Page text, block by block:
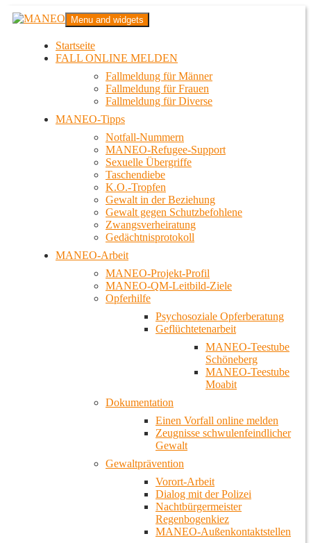
Zum
InhaltMANEO
Das schwule Anti-Gewalt-Projekt in Berlin
Menu and widgets
Startseite
FALL ONLINE MELDEN
Fallmeldung für Männer
Fallmeldung für Frauen
Fallmeldung für Diverse
MANEO-Tipps
Notfall-Nummern
MANEO-Refugee-Support
Sexuelle Übergriffe
Taschendiebe
K.O.-Tropfen
Gewalt in der Beziehung
Gewalt gegen Schutzbefohlene
Zwangsverheiratung
Gedächtnisprotokoll
MANEO-Arbeit
MANEO-Projekt-Profil
MANEO-QM-Leitbild-Ziele
Opferhilfe
Psychosoziale Opferberatung
Geflüchtetenarbeit
MANEO-Teestube
Schöneberg
MANEO-Teestube
Moabit
Dokumentation
Einen Vorfall online melden
Zeugnisse schwulenfeindlicher
Gewalt
Gewaltprävention
Vorort-Arbeit
Dialog mit der Polizei
Nachtbürgermeister
Regenbogenkiez
MANEO-Außenkontaktstellen